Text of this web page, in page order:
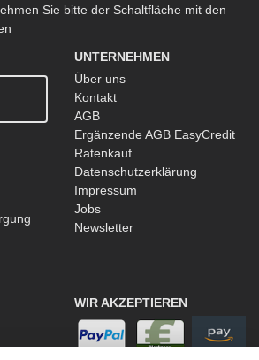
Sie bitte der Schaltfläche mit den
UNTERNEHMEN
Über uns
Kontakt
AGB
Ergänzende AGB EasyCredit
Ratenkauf
Datenschutzerklärung
Impressum
Jobs
Newsletter
WIR AKZEPTIEREN